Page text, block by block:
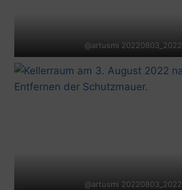
@artusmi 20220803_2022
@artusmi 20220803_2022